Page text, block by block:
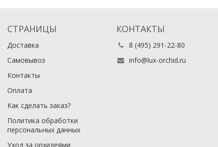
СТРАНИЦЫ
Доставка
Самовывоз
Контакты
Оплата
Как сделать заказ?
Политика обработки
персональных данных
Уход за орхидеями
КОНТАКТЫ
8 (495) 291-22-80
info@lux-orchid.ru